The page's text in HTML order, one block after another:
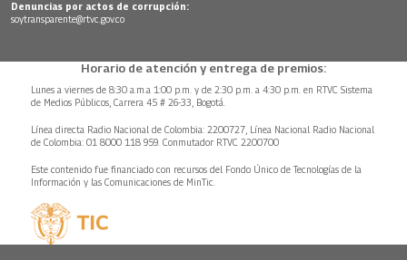
Denuncias por actos de corrupción:
soytransparente@rtvc.gov.co
Horario de atención y entrega de premios:
Lunes a viernes de 8:30 a.m.a 1:00 p.m. y de 2:30 p.m. a 4:30 p.m. en RTVC Sistema
de Medios Públicos, Carrera 45 # 26-33, Bogotá.
Línea directa Radio Nacional de Colombia: 2200727, Línea Nacional Radio Nacional
de Colombia: 01 8000 118 959. Conmutador RTVC 2200700
Este contenido fue financiado con recursos del Fondo Único de Tecnologías de la
Información y las Comunicaciones de MinTic.